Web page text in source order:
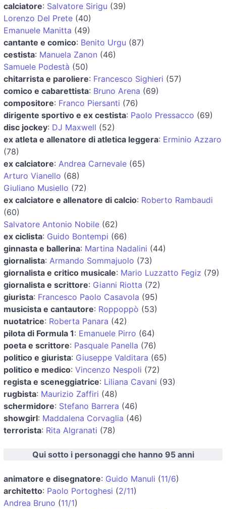
calciatore: Salvatore Sirigu (39)
Lorenzo Del Prete (40)
Emanuele Manitta (49)
cantante e comico: Benito Urgu (87)
cestista: Manuela Zanon (46)
Samuele Podestà (50)
chitarrista e paroliere: Francesco Sighieri (57)
comico e cabarettista: Bruno Arena (69)
compositore: Franco Piersanti (76)
dirigente sportivo e ex cestista: Paolo Pressacco (69)
disc jockey: DJ Maxwell (52)
ex atleta e allenatore di atletica leggera: Erminio Azzaro
(78)
ex calciatore: Andrea Carnevale (65)
Arturo Vianello (68)
Giuliano Musiello (72)
ex calciatore e allenatore di calcio: Roberto Rambaudi
(60)
Salvatore Antonio Nobile (62)
ex ciclista: Guido Bontempi (66)
ginnasta e ballerina: Martina Nadalini (44)
giornalista: Armando Sommajuolo (73)
giornalista e critico musicale: Mario Luzzatto Fegiz (79)
giornalista e scrittore: Gianni Riotta (72)
giurista: Francesco Paolo Casavola (95)
musicista e cantautore: Roppoppò (53)
nuotatrice: Roberta Panara (42)
pilota di Formula 1: Emanuele Pirro (64)
poeta e scrittore: Pasquale Panella (76)
politico e giurista: Giuseppe Valditara (65)
politico e medico: Vincenzo Nespoli (72)
regista e sceneggiatrice: Liliana Cavani (93)
rugbista: Maurizio Zaffiri (48)
schermidore: Stefano Barrera (46)
showgirl: Maddalena Corvaglia (46)
terrorista: Rita Algranati (78)
Qui sotto i personaggi che hanno 95 anni
animatore e disegnatore: Guido Manuli (11/6)
architetto: Paolo Portoghesi (2/11)
Andrea Bruno (11/1)